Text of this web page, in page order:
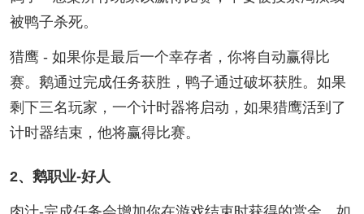
被鸭子杀死。
猎鹰 - 如果你是最后一个幸存者，你将自动赢得比
赛。鹅通过完成任务获胜，鸭子通过破坏获胜。如果
剩下三名玩家，一个计时器将启动，如果猎鹰活到了
计时器结束，他将赢得比赛。
2、鹅职业-好人